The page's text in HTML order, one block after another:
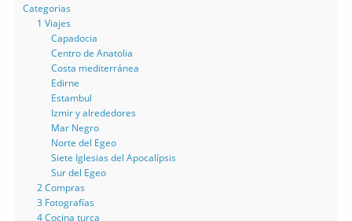
Categorias
1 Viajes
Capadocia
Centro de Anatolia
Costa mediterránea
Edirne
Estambul
Izmir y alrededores
Mar Negro
Norte del Egeo
Siete Iglesias del Apocalípsis
Sur del Egeo
2 Compras
3 Fotografías
4 Cocina turca